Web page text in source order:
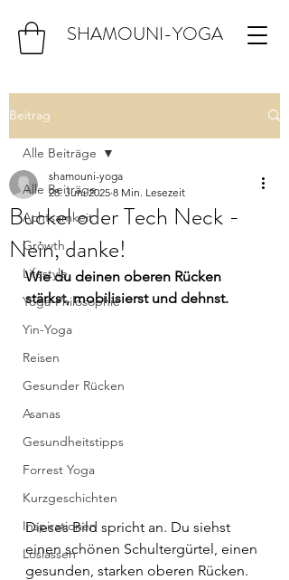
SHAMOUNI-YOGA
Beitrag
Alle Beiträge
Achtsamkeit
Growth
Lifestyle
Yoga-Philosophie
Yin-Yoga
Reisen
Gesunder Rücken
Asanas
Gesundheitstipps
Forrest Yoga
Kurzgeschichten
Inspirationen
Loslassen
Alle Beiträge
Buckel oder Tech Neck -
Nein, danke!
shamouni-yoga
28. Juni 2025 8 Min. Lesezeit
Wie du deinen oberen Rücken
stärkst, mobilisierst und dehnst.
Dieses Bild spricht an. Du siehst
einen schönen Schultergürtel, einen
gesunden, starken oberen Rücken.